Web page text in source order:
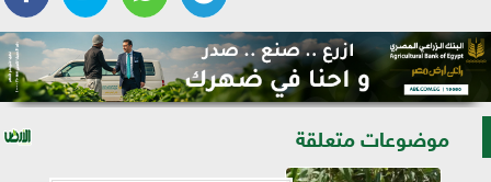
موضوعات متعلقة